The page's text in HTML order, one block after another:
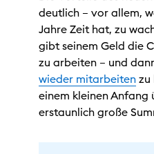
deutlich – vor allem,
Jahre Zeit hat, zu
gibt seinem Geld die
zu arbeiten – und
wieder mitarbeitenzu
einem kleinen Anfang
erstaunlich große